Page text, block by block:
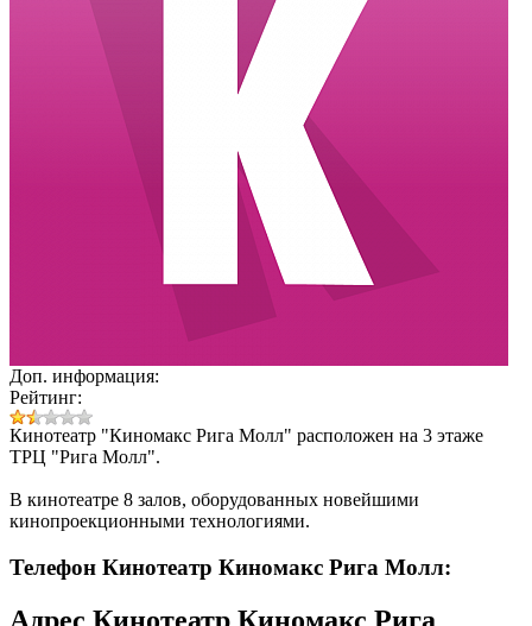
Доп. информация:
Рейтинг:
Кинотеатр "Киномакс Рига Молл" расположен на 3 этаже
ТРЦ "Рига Молл".
В кинотеатре 8 залов, оборудованных новейшими
кинопроекционными технологиями.
Телефон Кинотеатр Киномакс Рига Молл:
Адрес Кинотеатр Киномакс Рига